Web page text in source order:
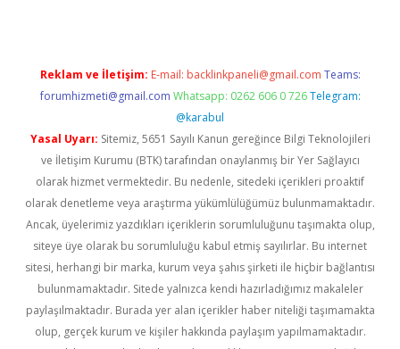
Reklam ve İletişim: E-mail: backlinkpaneli@gmail.com Teams:
forumhizmeti@gmail.com Whatsapp: 0262 606 0 726 Telegram:
@karabul
Yasal Uyarı: Sitemiz, 5651 Sayılı Kanun gereğince Bilgi Teknolojileri
ve İletişim Kurumu (BTK) tarafından onaylanmış bir Yer Sağlayıcı
olarak hizmet vermektedir. Bu nedenle, sitedeki içerikleri proaktif
olarak denetleme veya araştırma yükümlülüğümüz bulunmamaktadır.
Ancak, üyelerimiz yazdıkları içeriklerin sorumluluğunu taşımakta olup,
siteye üye olarak bu sorumluluğu kabul etmiş sayılırlar. Bu internet
sitesi, herhangi bir marka, kurum veya şahıs şirketi ile hiçbir bağlantısı
bulunmamaktadır. Sitede yalnızca kendi hazırladığımız makaleler
paylaşılmaktadır. Burada yer alan içerikler haber niteliği taşımamakta
olup, gerçek kurum ve kişiler hakkında paylaşım yapılmamaktadır.